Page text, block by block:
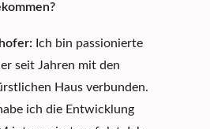
Ich bin passionierte
seit Jahren mit den
Haus verbunden.
ich die Entwicklung